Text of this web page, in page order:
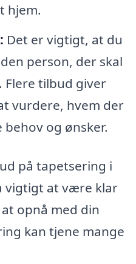
hjem.
Det er vigtigt, at du
person, der skal
Flere tilbud giver
vurdere, hvem der
og ønsker.
på tapetsering i
vigtigt at være klar
opnå med din
kan tjene mange